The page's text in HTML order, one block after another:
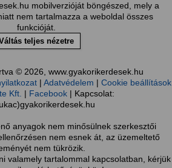
mobilverzióját böngészed, mely a
nem tartalmazza a weboldal összes
funkcióját.
teljes nézetre
© 2026, www.gyakorikerdesek.hu
| Adatvédelem | Cookie beállítások
Kft. | Facebook | Kapcsolat:
anyagok nem minősülnek szerkesztői
nem esnek át, az üzemeltető
nem tükrözik.
valamely tartalommal kapcsolatban, kérjük